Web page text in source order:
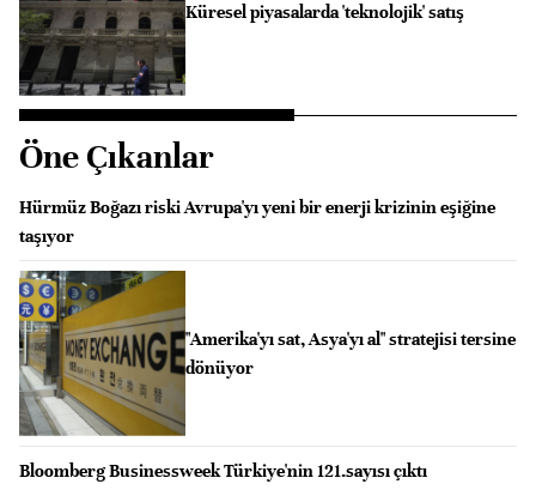
Küresel piyasalarda 'teknolojik' satış
Öne Çıkanlar
Hürmüz Boğazı riski Avrupa'yı yeni bir enerji krizinin eşiğine
taşıyor
"Amerika'yı sat, Asya'yı al" stratejisi tersine
dönüyor
Bloomberg Businessweek Türkiye'nin 121.sayısı çıktı